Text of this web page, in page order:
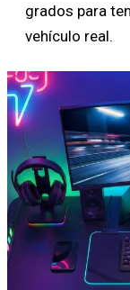
grados para
vehículo real.